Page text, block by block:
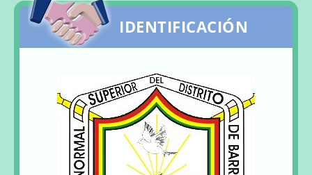
IDENTIFICACIÓN